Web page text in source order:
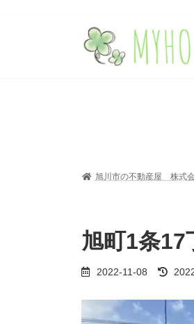
旭川市の不動産屋 株式
旭町1条17
2022-11-08
最
終
新